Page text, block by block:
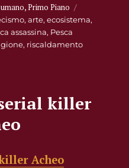
,Primo Piano
,arte,ecosistema,
assassina, Pesca
, riscaldamento
killer
Acheo